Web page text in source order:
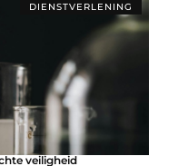
DIENSTVERLENING
veiligheid